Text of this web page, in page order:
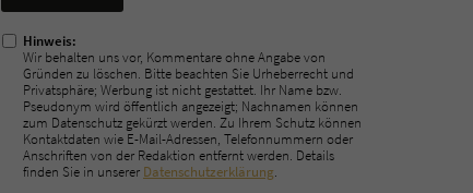
ausfüllen!
Hinweis:
Wir behalten uns vor, Kommentare ohne Angabe von
Gründen zu löschen. Bitte beachten Sie Urheberrecht und
Privatsphäre; Werbung ist nicht gestattet. Ihr Name bzw.
Pseudonym wird öffentlich angezeigt; Nachnamen können
zum Datenschutz gekürzt werden. Zu Ihrem Schutz können
Kontaktdaten wie E-Mail-Adressen, Telefonnummern oder
Anschriften von der Redaktion entfernt werden. Details
finden Sie in unserer Datenschutzerklärung.